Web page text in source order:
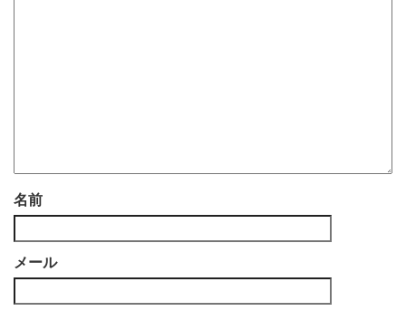
名前
メール